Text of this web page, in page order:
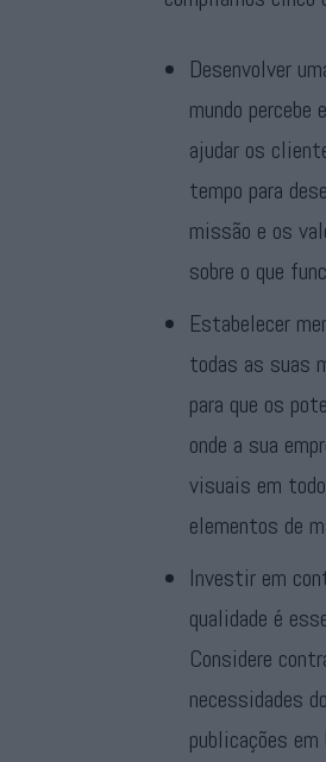
Desenvolver
mundo
ajudar os
tempo para
missão e os
sobre o que
Estabelecer
todas as suas
para que os
onde a sua
visuais em
elementos de
Investir em
qualidade é
Considere
necessidades
publicações